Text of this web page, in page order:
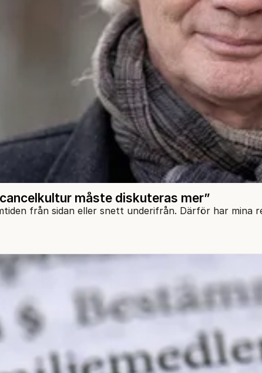
måste diskuteras mer”
från sidan eller snett underifrån. Därför har